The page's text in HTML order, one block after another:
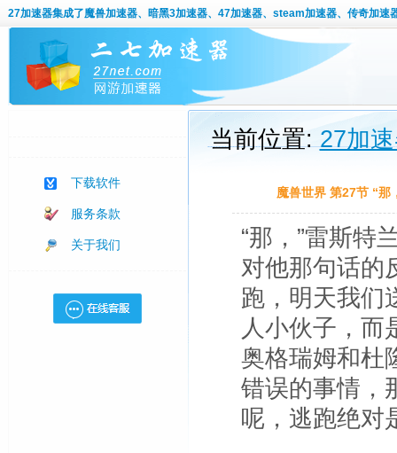
27加速器集成了魔兽加速器、暗黑3加速器、47加速器、steam加速器、传奇加速
下载软件
服务条款
关于我们
当前位置:27加
魔兽世界 第27节 “那
“那，”雷斯特
对他那句话的
跑，明天我们
人小伙子，而
奥格瑞姆和杜
错误的事情，
呢，逃跑绝对